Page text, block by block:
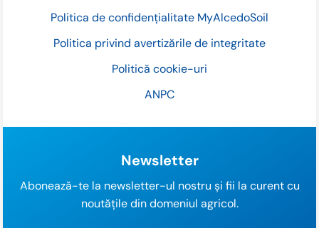
Politica de confidențialitate MyAlcedoSoil
Politica privind avertizările de integritate
Politică cookie-uri
ANPC
Newsletter
Abonează-te la newsletter-ul nostru și fii la curent cu
noutățile din domeniul agricol.